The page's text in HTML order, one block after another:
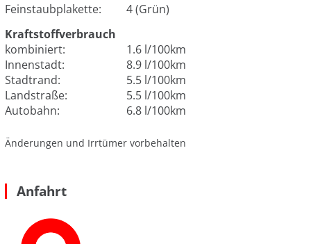
Feinstaubplakette:
4 (Grün)
Kraftstoffverbrauch
kombiniert:
1.6 l/100km
Innenstadt:
8.9 l/100km
Stadtrand:
5.5 l/100km
Landstraße:
5.5 l/100km
Autobahn:
6.8 l/100km
Änderungen und Irrtümer vorbehalten
Anfahrt